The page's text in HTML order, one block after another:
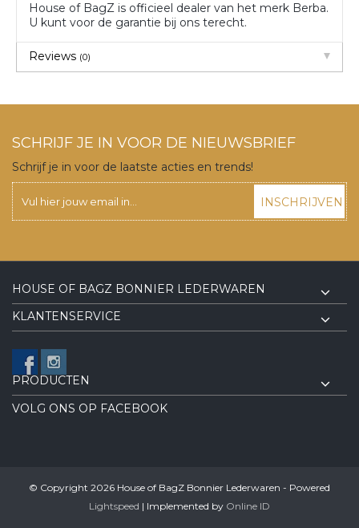
House of BagZ is officieel dealer van het merk Berba.
U kunt voor de garantie bij ons terecht.
Reviews (0)
SCHRIJF JE IN VOOR DE NIEUWSBRIEF
Schrijf je in voor de laatste acties en trends!
INSCHRIJVEN
HOUSE OF BAGZ BONNIER LEDERWAREN
KLANTENSERVICE
PRODUCTEN
VOLG ONS OP FACEBOOK
© Copyright 2026 House of BagZ Bonnier Lederwaren - Powered
Lightspeed | Implemented by Online ID